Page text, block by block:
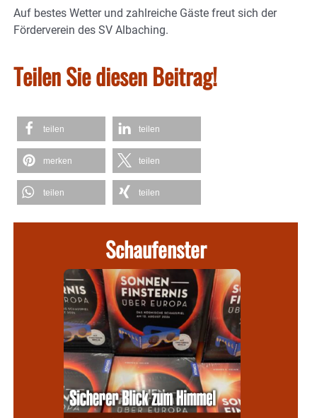
Auf bestes Wetter und zahlreiche Gäste freut sich der
Förderverein des SV Albaching.
Teilen Sie diesen Beitrag!
teilen teilen
merken teilen
teilen teilen
Schaufenster